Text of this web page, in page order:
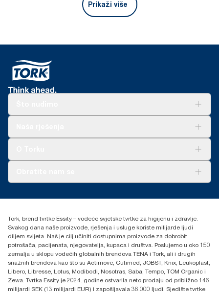
Prikaži više
+385 913 900 004
H-1021 Budapest
Budakeszi út 51.
Tork, brend tvrtke Essity – vodeće svjetske tvrtke za higijenu i zdravlje.
Svakog dana naše proizvode, rješenja i usluge koriste milijarde ljudi
diljem svijeta. Naš je cilj učiniti dostupnima proizvode za dobrobit
potrošača, pacijenata, njegovatelja, kupaca i društva. Poslujemo u oko 150
zemalja u sklopu vodećih globalnih brendova TENA i Tork, ali i drugih
snažnih brendova kao što su Actimove, Cutimed, JOBST, Knix, Leukoplast,
Libero, Libresse, Lotus, Modibodi, Nosotras, Saba, Tempo, TOM Organic i
Zewa. Tvrtka Essity je 2024. godine ostvarila neto prodaju od približno 146
milijardi SEK (13 milijardi EUR) i zapošljavala 36.000 ljudi. Sjedište tvrtke